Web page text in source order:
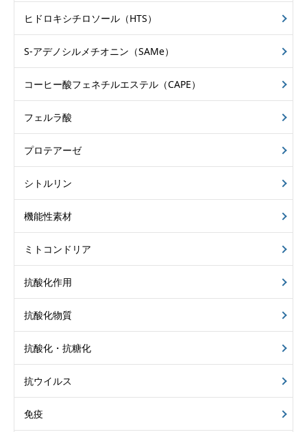
ヒドロキシチロソール（HTS）
S-アデノシルメチオニン（SAMe）
コーヒー酸フェネチルエステル（CAPE）
フェルラ酸
プロテアーゼ
シトルリン
機能性素材
ミトコンドリア
抗酸化作用
抗酸化物質
抗酸化・抗糖化
抗ウイルス
免疫